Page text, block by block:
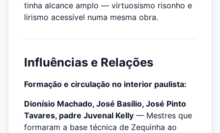
tinha alcance amplo — virtuosismo risonho e
lirismo acessível numa mesma obra.
Influências e Relações
Formação e circulação no interior paulista:
Dionísio Machado, José Basílio, José Pinto
Tavares, padre Juvenal Kelly — Mestres que
formaram a base técnica de Zequinha ao